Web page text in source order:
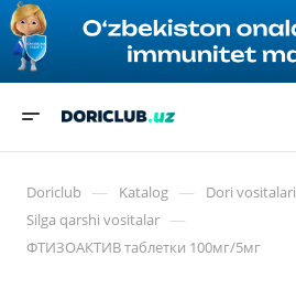
Doriclub — Katalog — Dori vositalari
Silga qarshi vositalar —
ФТИЗОАКТИВ таблетки 100мг/5мг